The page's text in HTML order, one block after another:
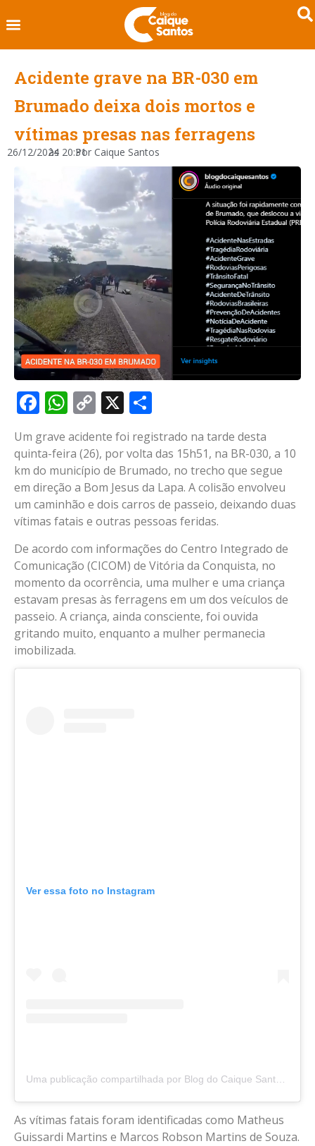
Acidente grave na BR-030 em
Brumado deixa dois mortos e
vítimas presas nas ferragens
26/12/2024
às 20:31
Por Caique Santos
Facebook
WhatsApp
Copy
Link
X
Um grave acidente foi registrado na tarde desta
quinta-feira (26), por volta das 15h51, na BR-030, a 10
km do município de Brumado, no trecho que segue
em direção a Bom Jesus da Lapa. A colisão envolveu
um caminhão e dois carros de passeio, deixando duas
vítimas fatais e outras pessoas feridas.
De acordo com informações do Centro Integrado de
Comunicação (CICOM) de Vitória da Conquista, no
momento da ocorrência, uma mulher e uma criança
estavam presas às ferragens em um dos veículos de
passeio. A criança, ainda consciente, foi ouvida
gritando muito, enquanto a mulher permanecia
imobilizada.
Ver essa foto no Instagram
As vítimas fatais foram identificadas como Matheus
Guissardi Martins e Marcos Robson Martins de Souza.